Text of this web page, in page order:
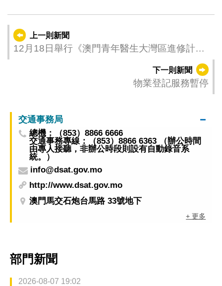
上一則新聞
12月18日舉行《澳門青年醫生大灣區進修計
下一則新聞
物業登記服務暫停
交通事務局
總機：（853）8866 6666
交通事務專線：（853）8866 6363 （辦公時間
由專人接聽，非辦公時段則設有自動錄音系
統。）
info@dsat.gov.mo
http://www.dsat.gov.mo
澳門馬交石炮台馬路 33號地下
+ 更多
部門新聞
2026-08-07 19:02